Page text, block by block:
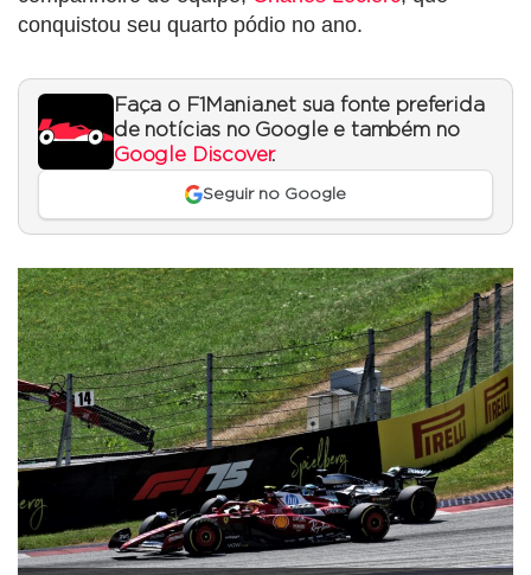
conquistou seu quarto pódio no ano.
Faça o F1Mania.net sua fonte preferida
de notícias no Google e também no
Google Discover.
Seguir no Google